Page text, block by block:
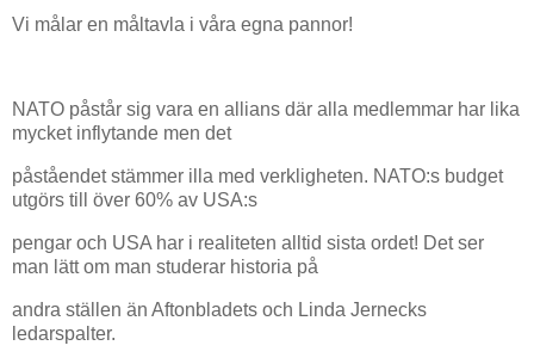
Vi målar en måltavla i våra egna pannor!
NATO påstår sig vara en allians där alla medlemmar har lika
mycket inflytande men det
påståendet stämmer illa med verkligheten. NATO:s budget
utgörs till över 60% av USA:s
pengar och USA har i realiteten alltid sista ordet! Det ser
man lätt om man studerar historia på
andra ställen än Aftonbladets och Linda Jernecks
ledarspalter.